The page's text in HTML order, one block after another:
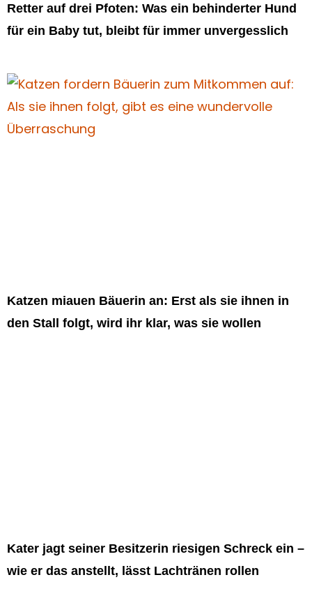
Retter auf drei Pfoten: Was ein behinderter Hund
für ein Baby tut, bleibt für immer unvergesslich
Katzen miauen Bäuerin an: Erst als sie ihnen in
den Stall folgt, wird ihr klar, was sie wollen
Kater jagt seiner Besitzerin riesigen Schreck ein –
wie er das anstellt, lässt Lachtränen rollen